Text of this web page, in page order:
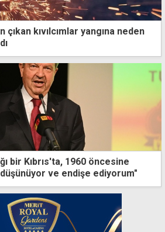
kıvılcımlar yangına neden
bir Kıbrıs'ta, 1960 öncesine
ve endişe ediyorum"